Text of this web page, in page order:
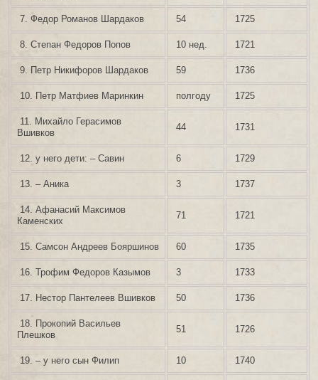
7. Федор Романов Шардаков 54 1725
8. Степан Федоров Попов 10 нед. 1721
9. Петр Никифоров Шардаков 59 1736
10. Петр Матфиев Маринкин полгоду 1725
11. Михайло Герасимов
Вшивков
44 1731
12. у него дети: – Савин 6 1729
13. – Аника 3 1737
14. Афанасий Максимов
Каменских
71 1721
15. Самсон Андреев Бояршинов 60 1735
16. Трофим Федоров Казымов 3 1733
17. Нестор Пантелеев Вшивков 50 1736
18. Прокопий Васильев
Плешков
51 1726
19. – у него сын Филип 10 1740